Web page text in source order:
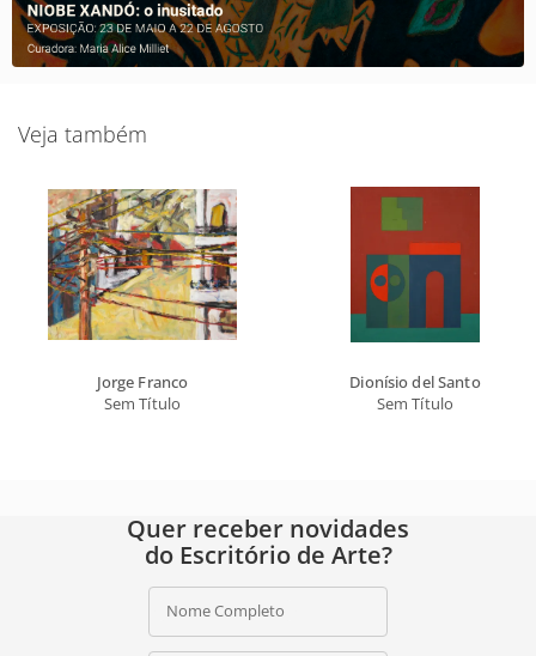
Veja também
Jorge Franco
Sem Título
Dionísio del Santo
Sem Título
Quer receber novidades
do Escritório de Arte?
Nome Completo